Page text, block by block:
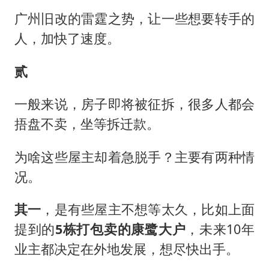
广州旧改的雷霆之势，让一些想要转手的
人，加快了速度。
贰
一般来说，房子即将被征拆，很多人都会
捂盘不卖，坐等拆迁款。
为啥这些屋主却着急脱手？主要有两种情
况。
其一 ，是有些屋主不想等太久，比如上面
提到的5栋打包卖的康鹭大户 ，未来10年
业主都决定在外地发展，想尽快出手。